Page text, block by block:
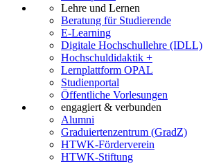
Lehre und Lernen
Beratung für Studierende
E-Learning
Digitale Hochschullehre (IDLL)
Hochschuldidaktik +
Lernplattform OPAL
Studienportal
Öffentliche Vorlesungen
engagiert & verbunden
Alumni
Graduiertenzentrum (GradZ)
HTWK-Förderverein
HTWK-Stiftung